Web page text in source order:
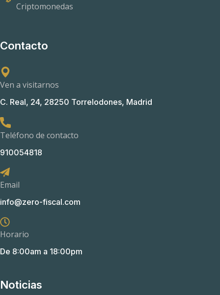
Criptomonedas
Contacto
Ven a visitarnos
C. Real, 24, 28250 Torrelodones, Madrid
Teléfono de contacto
910054818
Email
info@zero-fiscal.com
Horario
De 8:00am a 18:00pm
Noticias